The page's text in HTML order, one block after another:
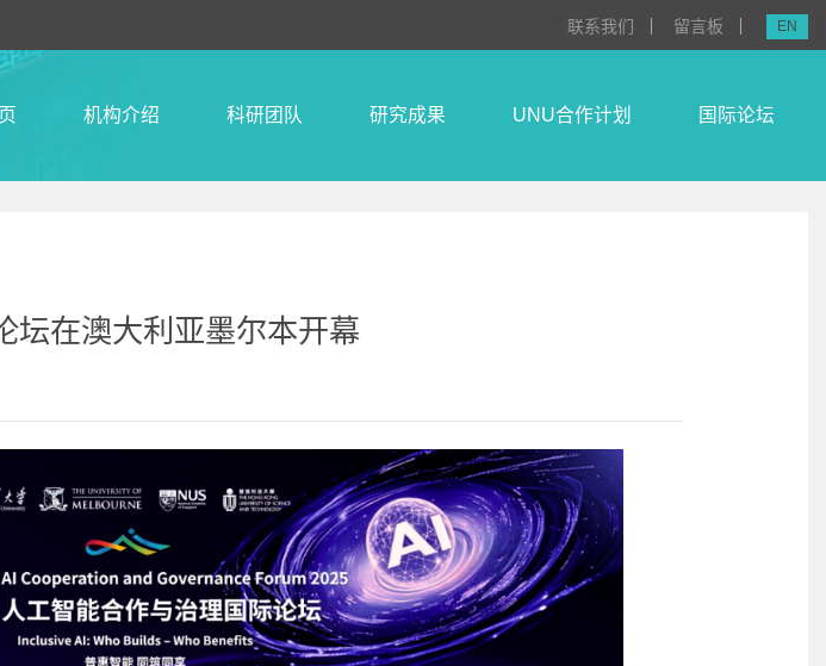
联系我们 留言板 EN
机构介绍 科研团队 研究成果 UNU合作计划 国际论坛
坛在澳大利亚墨尔本开幕